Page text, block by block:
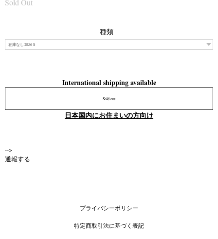
Sold Out
種類
International shipping available
Sold out
日本国内にお住まいの方向け
-->
通報する
プライバシーポリシー
特定商取引法に基づく表記